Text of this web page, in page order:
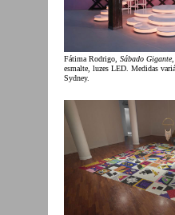
Fátima Rodrigo, Sábado Gigante,
esmalte, luzes LED. Medidas
Sydney.